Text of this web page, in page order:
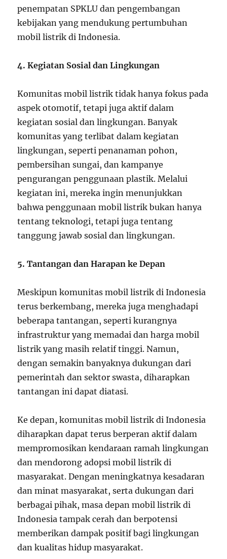
penempatan SPKLU dan pengembangan
kebijakan yang mendukung pertumbuhan
mobil listrik di Indonesia.
4. Kegiatan Sosial dan Lingkungan
Komunitas mobil listrik tidak hanya fokus pada
aspek otomotif, tetapi juga aktif dalam
kegiatan sosial dan lingkungan. Banyak
komunitas yang terlibat dalam kegiatan
lingkungan, seperti penanaman pohon,
pembersihan sungai, dan kampanye
pengurangan penggunaan plastik. Melalui
kegiatan ini, mereka ingin menunjukkan
bahwa penggunaan mobil listrik bukan hanya
tentang teknologi, tetapi juga tentang
tanggung jawab sosial dan lingkungan.
5. Tantangan dan Harapan ke Depan
Meskipun komunitas mobil listrik di Indonesia
terus berkembang, mereka juga menghadapi
beberapa tantangan, seperti kurangnya
infrastruktur yang memadai dan harga mobil
listrik yang masih relatif tinggi. Namun,
dengan semakin banyaknya dukungan dari
pemerintah dan sektor swasta, diharapkan
tantangan ini dapat diatasi.
Ke depan, komunitas mobil listrik di Indonesia
diharapkan dapat terus berperan aktif dalam
mempromosikan kendaraan ramah lingkungan
dan mendorong adopsi mobil listrik di
masyarakat. Dengan meningkatnya kesadaran
dan minat masyarakat, serta dukungan dari
berbagai pihak, masa depan mobil listrik di
Indonesia tampak cerah dan berpotensi
memberikan dampak positif bagi lingkungan
dan kualitas hidup masyarakat.